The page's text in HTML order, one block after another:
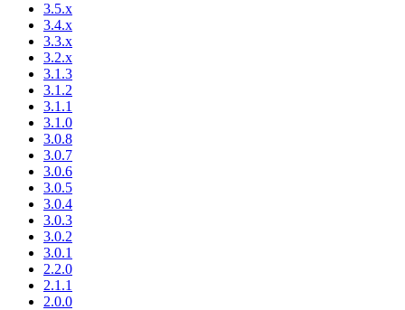
3.5.x
3.4.x
3.3.x
3.2.x
3.1.3
3.1.2
3.1.1
3.1.0
3.0.8
3.0.7
3.0.6
3.0.5
3.0.4
3.0.3
3.0.2
3.0.1
2.2.0
2.1.1
2.0.0